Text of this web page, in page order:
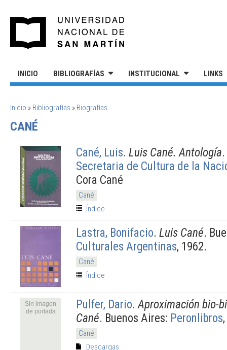
INICIO BIBLIOGRAFÍAS INSTITUCIONAL LINKS
SE ENCUENTRA USTED AQUÍ
Inicio » Bibliografías » Biografías
CANÉ
Cané, Luis. Luis Cané. Antología
Secretaria de Cultura de la
Cora Cané
Cané
Índice
Lastra, Bonifacio. Luis Cané.
Culturales Argentinas, 1962.
Cané
Índice
Sin imagen
de portada
Pulfer, Dario. Aproximación bio-
Cané. Buenos Aires: Peronlibros
Cané
Descargas